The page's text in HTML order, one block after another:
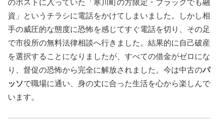
のポストに入っていた「寒川町の方限定・ブラックでも融
資」というチラシに電話をかけてしまいました。しかし相
手の威圧的な態度に恐怖を感じてすぐ電話を切り、その足
で市役所の無料法律相談へ行きました。結果的に自己破産
を選択することになりましたが、すべての借金がゼロにな
り、督促の恐怖から完全に解放されました。今は中古のパ
ッソで職場に通い、身の丈に合った生活を心から楽しんで
います。